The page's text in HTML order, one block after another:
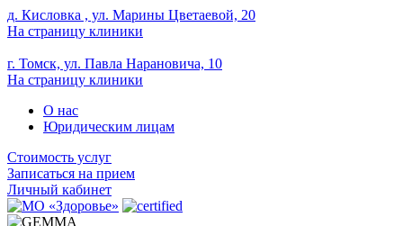
д. Кисловка , ул. Марины Цветаевой, 20
На страницу клиники
г. Томск, ул. Павла Нарановича, 10
На страницу клиники
О нас
Юридическим лицам
Стоимость услуг
Записаться на прием
Личный кабинет